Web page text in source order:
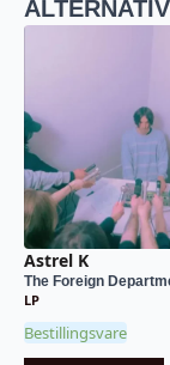
Astrel K
The Foreign
LP
Bestillingsvare